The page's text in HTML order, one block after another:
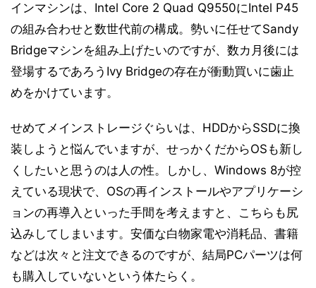
インマシンは、Intel Core 2 Quad Q9550にIntel P45
の組み合わせと数世代前の構成。勢いに任せてSandy
Bridgeマシンを組み上げたいのですが、数カ月後には
登場するであろうIvy Bridgeの存在が衝動買いに歯止
めをかけています。
せめてメインストレージぐらいは、HDDからSSDに換
装しようと悩んでいますが、せっかくだからOSも新し
くしたいと思うのは人の性。しかし、Windows 8が控
えている現状で、OSの再インストールやアプリケーシ
ョンの再導入といった手間を考えますと、こちらも尻
込みしてしまいます。安価な白物家電や消耗品、書籍
などは次々と注文できるのですが、結局PCパーツは何
も購入していないという体たらく。